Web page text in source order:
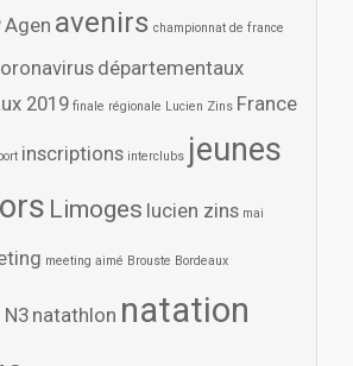
Agen avenirs championnat de france
départementaux
2019 finale régionale Lucien Zins France
inscriptions interclubs jeunes
Limoges lucien zins mai
meeting aimé Brouste Bordeaux
N3 natathlon natation